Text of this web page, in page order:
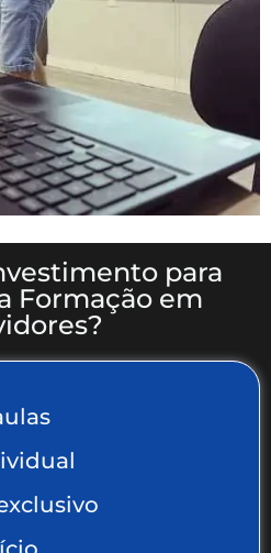
para
Formação em